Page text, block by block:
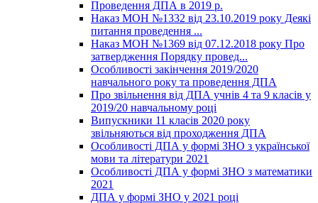
Проведення ДПА в 2019 р.
Наказ МОН №1332 від 23.10.2019 року Деякі
питання проведення ...
Наказ МОН №1369 від 07.12.2018 року Про
затвердження Порядку провед...
Особливості закінчення 2019/2020
навчального року та проведення ДПА
Про звільнення від ДПА учнів 4 та 9 класів у
2019/20 навчальному році
Випускники 11 класів 2020 року
звільняються від проходження ДПА
Особливості ДПА у формі ЗНО з української
мови та літератури 2021
Особливості ДПА у формі ЗНО з математики
2021
ДПА у формі ЗНО у 2021 році